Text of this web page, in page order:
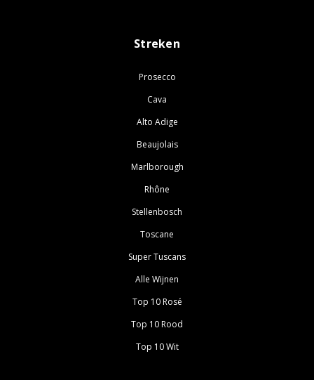
Streken
Prosecco
Cava
Alto Adige
Beaujolais
Marlborough
Rhône
Stellenbosch
Toscane
Super Tuscans
Alle Wijnen
Top 10 Rosé
Top 10 Rood
Top 10 Wit